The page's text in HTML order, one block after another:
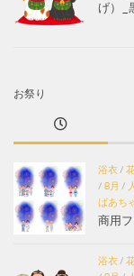
げ）_
お祭り
浴衣/
/ 8月 /
ばあち
商用
浴衣/